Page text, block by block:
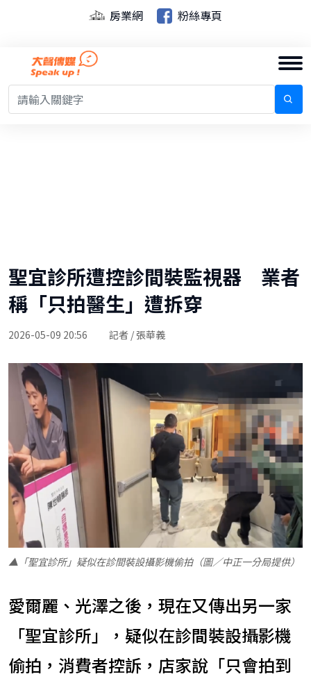
房業網 粉絲專頁
聖宜診所遭控診間裝監視器 業者
稱「只拍醫生」遭拆穿
2026-05-09 20:56 記者 / 張華義
▲「聖宜診所」疑似在診間裝設攝影機偷拍（圖／中正一分局提供）
愛爾麗、光澤之後，現在又傳出另一家
「聖宜診所」，疑似在診間裝設攝影機
偷拍，消費者控訴，店家說「只會拍到